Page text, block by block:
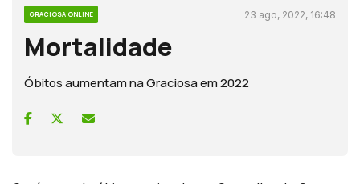
GRACIOSA ONLINE 23 ago, 2022, 16:48
Mortalidade
Óbitos aumentam na Graciosa em 2022